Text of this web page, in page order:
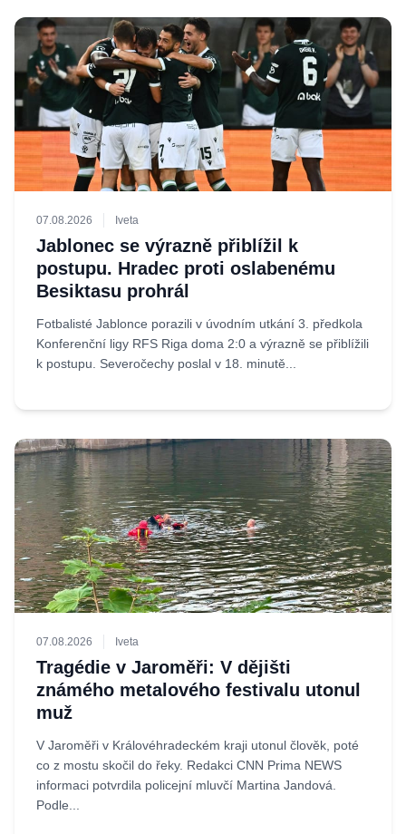
07.08.2026 Iveta
Jablonec se výrazně přiblížil k
postupu. Hradec proti oslabenému
Besiktasu prohrál
Fotbalisté Jablonce porazili v úvodním utkání 3. předkola
Konferenční ligy RFS Riga doma 2:0 a výrazně se přiblížili
k postupu. Severočechy poslal v 18. minutě...
07.08.2026 Iveta
Tragédie v Jaroměři: V dějišti
známého metalového festivalu utonul
muž
V Jaroměři v Královéhradeckém kraji utonul člověk, poté
co z mostu skočil do řeky. Redakci CNN Prima NEWS
informaci potvrdila policejní mluvčí Martina Jandová.
Podle...